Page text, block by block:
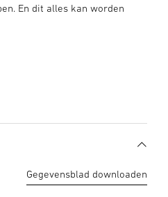
En dit alles kan worden
Gegevensblad downloaden